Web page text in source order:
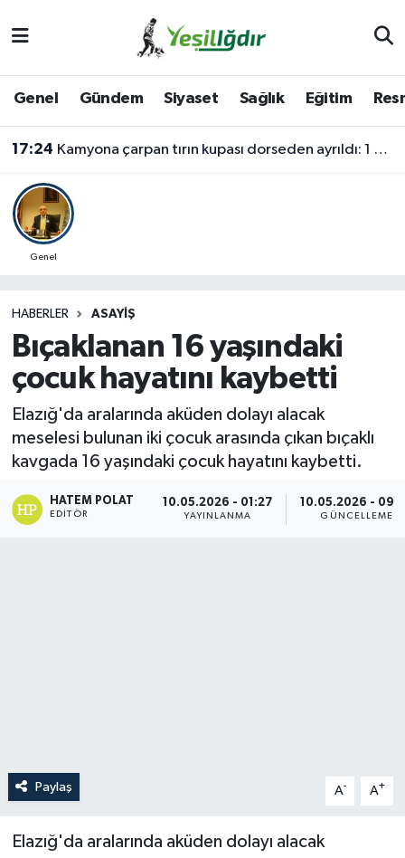
Genel Gündem Siyaset Sağlık Eğitim
17:24 Kamyona çarpan tırın kupası dorseden ayrıldı: 1 ağır yaralı
Genel
HABERLER ASAYIŞ
Bıçaklanan 16 yaşındaki
çocuk hayatını kaybetti
Elazığ'da aralarında aküden dolayı alacak
meselesi bulunan iki çocuk arasında çıkan bıçaklı
kavgada 16 yaşındaki çocuk hayatını kaybetti.
HATEM POLAT
EDITÖR
10.05.2026 - 01:27
YAYINLANMA
10.05.2026 -
GÜNCELLEME
Paylaş A- A+
Elazığ'da aralarında aküden dolayı alacak
İğdir Namaz Vakitleri
Iğdır Trafik Yoğunluk Haritası
Süper Lig Puan Durumu ve Fikstür
Son Dakika Haberleri
Haber Arşivi